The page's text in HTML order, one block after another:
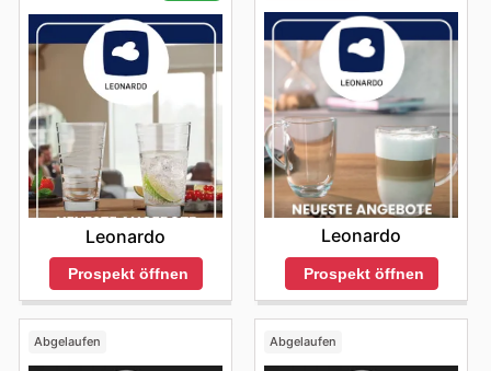
Leonardo
Prospekt öffnen
Leonardo
Prospekt öffnen
Abgelaufen Abgelaufen